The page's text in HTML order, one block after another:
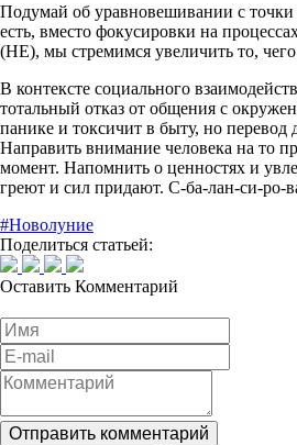
Подумай об уравновешивании с точки
есть, вместо фокусировки на
(НЕ), мы стремимся увеличить то, чего
В контексте социального
тотальный отказ от общения с
панике и токсичит в быту, но перевод
Направить внимание человека на то
момент. Напомнить о ценностях и
греют и сил придают. С-ба-лан-си-ро-
#Новолуние
Поделиться статьей:
Оставить Комментарий
Отправить комментарий